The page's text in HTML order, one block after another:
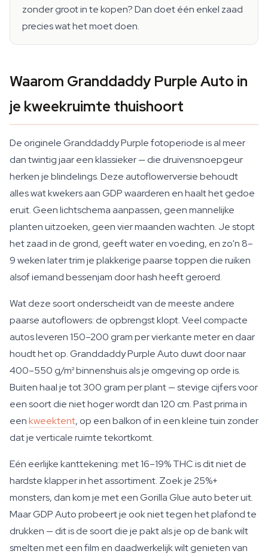
zonder groot in te kopen? Dan doet één enkel zaad
precies wat het moet doen.
Waarom Granddaddy Purple Auto in
je kweekruimte thuishoort
De originele Granddaddy Purple fotoperiode is al meer
dan twintig jaar een klassieker — die druivensnoepgeur
herken je blindelings. Deze autoflowerversie behoudt
alles wat kwekers aan GDP waarderen en haalt het gedoe
eruit. Geen lichtschema aanpassen, geen mannelijke
planten uitzoeken, geen vier maanden wachten. Je stopt
het zaad in de grond, geeft water en voeding, en zo'n 8–
9 weken later trim je plakkerige paarse toppen die ruiken
alsof iemand bessenjam door hash heeft geroerd.
Wat deze soort onderscheidt van de meeste andere
paarse autoflowers: de opbrengst klopt. Veel compacte
autos leveren 150–200 gram per vierkante meter en daar
houdt het op. Granddaddy Purple Auto duwt door naar
400–550 g/m² binnenshuis als je omgeving op orde is.
Buiten haal je tot 300 gram per plant — stevige cijfers voor
een soort die niet hoger wordt dan 120 cm. Past prima in
eenkweektent, op een balkon of in een kleine tuin zonder
dat je verticale ruimte tekortkomt.
Eén eerlijke kanttekening: met 16–19% THC is dit niet de
hardste klapper in het assortiment. Zoek je 25%+
monsters, dan kom je met een Gorilla Glue auto beter uit.
Maar GDP Auto probeert je ook niet tegen het plafond te
drukken — dit is de soort die je pakt als je op de bank wilt
smelten met een film en daadwerkelijk wilt genieten van